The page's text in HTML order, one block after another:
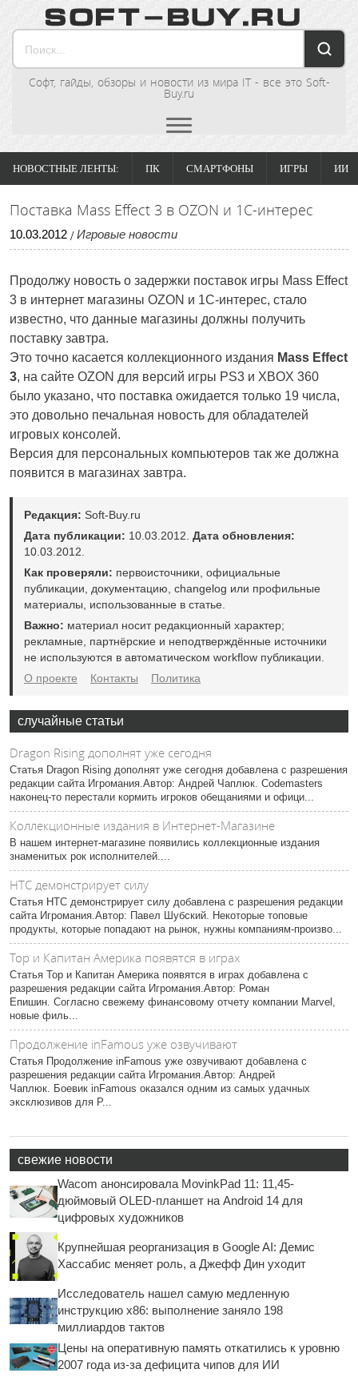
Софт, гайды, обзоры и новости из мира IT - все это Soft-
Buy.ru
НОВОСТНЫЕ ЛЕНТЫ: ПК СМАРТФОНЫ ИГРЫ ИИ
Поставка Mass Effect 3 в OZON и 1С-интерес
10.03.2012 / Игровые новости
Продолжу новость о задержки поставок игры Mass Effect
3 в интернет магазины OZON и 1С-интерес, стало
известно, что данные магазины должны получить
поставку завтра.
Это точно касается коллекционного издания Mass Effect
3, на сайте OZON для версий игры PS3 и XBOX 360
было указано, что поставка ожидается только 19 числа,
это довольно печальная новость для обладателей
игровых консолей.
Версия для персональных компьютеров так же должна
появится в магазинах завтра.
Редакция: Soft-Buy.ru
Дата публикации: 10.03.2012. Дата обновления:
10.03.2012.
Как проверяли: первоисточники, официальные
публикации, документацию, changelog или профильные
материалы, использованные в статье.
Важно: материал носит редакционный характер;
рекламные, партнёрские и неподтверждённые источники
не используются в автоматическом workflow публикации.
О проекте
Контакты Политика
случайные статьи
Dragon Rising дополнят уже сегодня
Статья Dragon Rising дополнят уже сегодня добавлена с разрешения
редакции сайта Игромания.Автор: Андрей Чаплюк. Codemasters
наконец-то перестали кормить игроков обещаниями и офици...
Коллекционные издания в Интернет-Магазине
В нашем интернет-магазине появились коллекционные издания
знаменитых рок исполнителей....
HTC демонстрирует силу
Статья HTC демонстрирует силу добавлена с разрешения редакции
сайта Игромания.Автор: Павел Шубский. Некоторые топовые
продукты, которые попадают на рынок, нужны компаниям-произво...
Тор и Капитан Америка появятся в играх
Статья Тор и Капитан Америка появятся в играх добавлена с
разрешения редакции сайта Игромания.Автор: Роман
Епишин. Согласно свежему финансовому отчету компании Marvel,
новые филь...
Продолжение inFamous уже озвучивают
Статья Продолжение inFamous уже озвучивают добавлена с
разрешения редакции сайта Игромания.Автор: Андрей
Чаплюк. Боевик inFamous оказался одним из самых удачных
эксклюзивов для P...
свежие новости
Wacom анонсировала MovinkPad 11: 11,45-
дюймовый OLED-планшет на Android 14 для
цифровых художников
Крупнейшая реорганизация в Google AI: Демис
Хассабис меняет роль, а Джефф Дин уходит
Исследователь нашел самую медленную
инструкцию x86: выполнение заняло 198
миллиардов тактов
Цены на оперативную память откатились к уровню
2007 года из-за дефицита чипов для ИИ